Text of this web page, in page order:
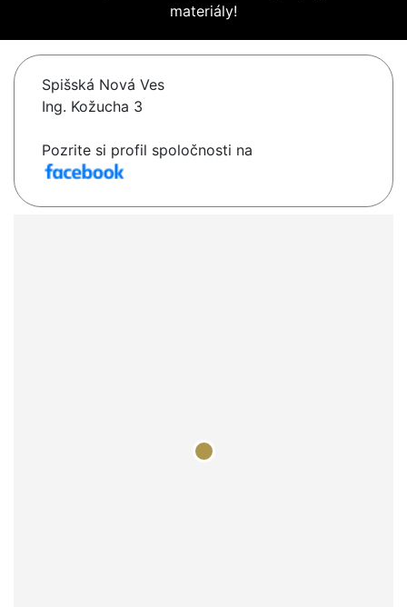
materiály!
Spišská Nová Ves
Ing. Kožucha 3
Pozrite si profil spoločnosti na